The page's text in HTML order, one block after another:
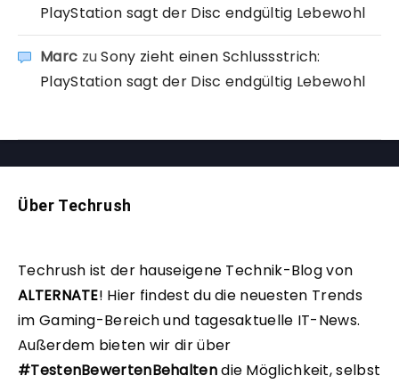
PlayStation sagt der Disc endgültig Lebewohl
Marc zuSony zieht einen Schlussstrich:
PlayStation sagt der Disc endgültig Lebewohl
Über Techrush
Techrush ist der hauseigene Technik-Blog von
ALTERNATE! Hier findest du die neuesten Trends
im Gaming-Bereich und tagesaktuelle IT-News.
Außerdem bieten wir dir über
#TestenBewertenBehaltendie Möglichkeit, selbst